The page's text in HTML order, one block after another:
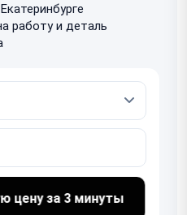
работу и деталь
цену за 3 минуты